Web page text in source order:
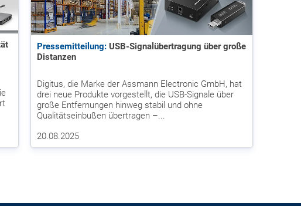
Pressemitteilung: USB-Signalübertragung über große
Distanzen
Digitus, die Marke der Assmann Electronic GmbH, hat
drei neue Produkte vorgestellt, die USB-Signale über
große Entfernungen hinweg stabil und ohne
Qualitätseinbußen übertragen –...
20.08.2025